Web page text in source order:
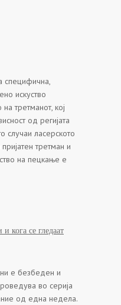
специфична,
искуство
третманот, кој
од регијата
случаи ласерското
третман и
на пецкање е
кога се гледаат
е безбеден и
во серија
од една недела.